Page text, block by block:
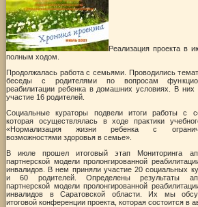
Реализация проекта в
полным ходом.
Продолжалась работа с семьями. Проводились
беседы с родителями по вопросам
реабилитации ребенка в домашних условиях. В них
участие 16 родителей.
Социальные кураторы подвели итоги работы с
которая осуществлялась в ходе практики
«Нормализация жизни ребенка с
возможностями здоровья в семье».
В июле прошел итоговый этап Мониторинга
партнерской модели пролонгированной
инвалидов. В нем приняли участие 20 социальных
и 60 родителей. Определены результаты
партнерской модели пролонгированной
инвалидов в Саратовской области. Их мы
итоговой конференции проекта, которая состоится в